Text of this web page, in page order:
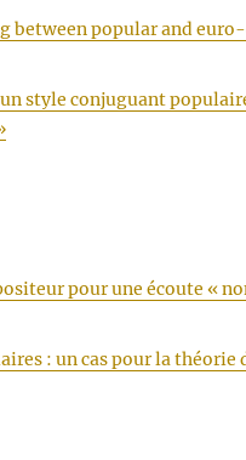
between popular and
style conjuguant
pour une écoute «
: un cas pour la théorie